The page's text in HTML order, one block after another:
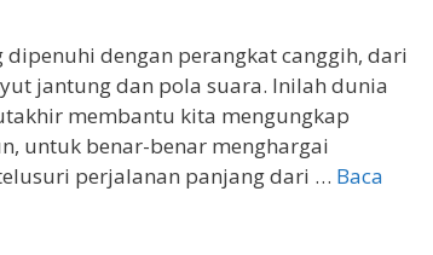
dengan perangkat canggih, dari
jantung dan pola suara. Inilah dunia
membantu kita mengungkap
untuk benar-benar menghargai
perjalanan panjang dari … Baca